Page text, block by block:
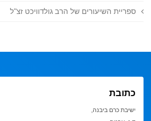
ספריית השיעורים של הרב גולדוויכט זצ"ל
כתובת
ישיבת כרם ביבנה,